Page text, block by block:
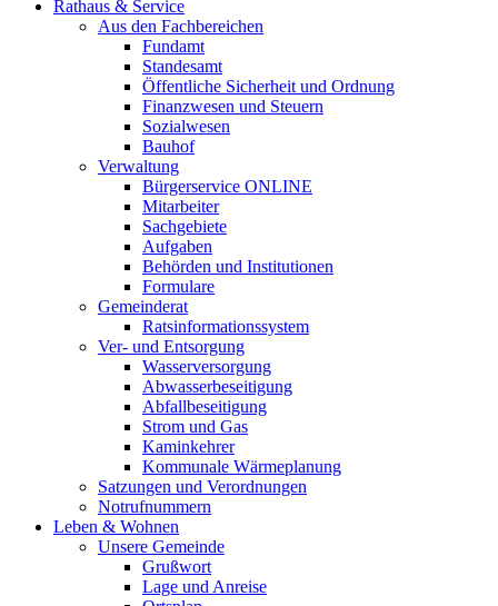
Rathaus & Service
Aus den Fachbereichen
Fundamt
Standesamt
Öffentliche Sicherheit und Ordnung
Finanzwesen und Steuern
Sozialwesen
Bauhof
Verwaltung
Bürgerservice ONLINE
Mitarbeiter
Sachgebiete
Aufgaben
Behörden und Institutionen
Formulare
Gemeinderat
Ratsinformationssystem
Ver- und Entsorgung
Wasserversorgung
Abwasserbeseitigung
Abfallbeseitigung
Strom und Gas
Kaminkehrer
Kommunale Wärmeplanung
Satzungen und Verordnungen
Notrufnummern
Leben & Wohnen
Unsere Gemeinde
Grußwort
Lage und Anreise